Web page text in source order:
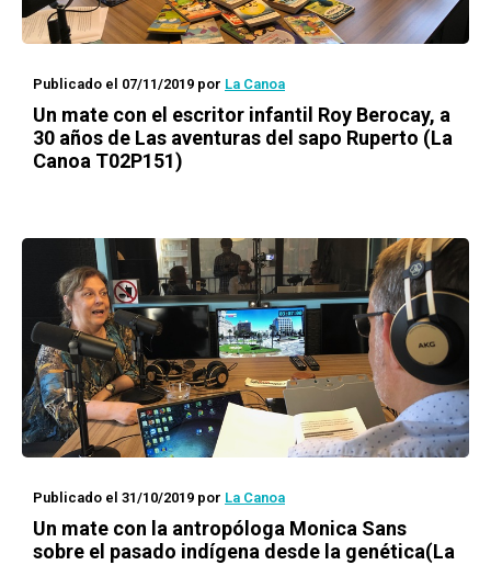
Publicado el 07/11/2019 por La Canoa
Un mate con el escritor infantil Roy Berocay, a
30 años de Las aventuras del sapo Ruperto (La
Canoa T02P151)
Publicado el 31/10/2019 por La Canoa
Un mate con la antropóloga Monica Sans
sobre el pasado indígena desde la genética(La